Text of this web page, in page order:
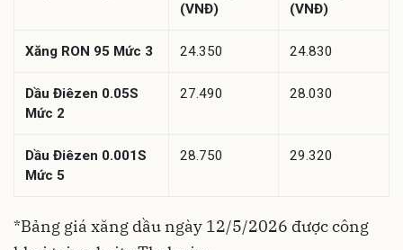
(VNĐ)
(VNĐ)
Xăng RON 95 Mức 3 24.350 24.830
Dầu Điêzen 0.05S
Mức 2
27.490 28.030
Dầu Điêzen 0.001S
Mức 5
28.750 29.320
*Bảng giá xăng dầu ngày 12/5/2026 được công